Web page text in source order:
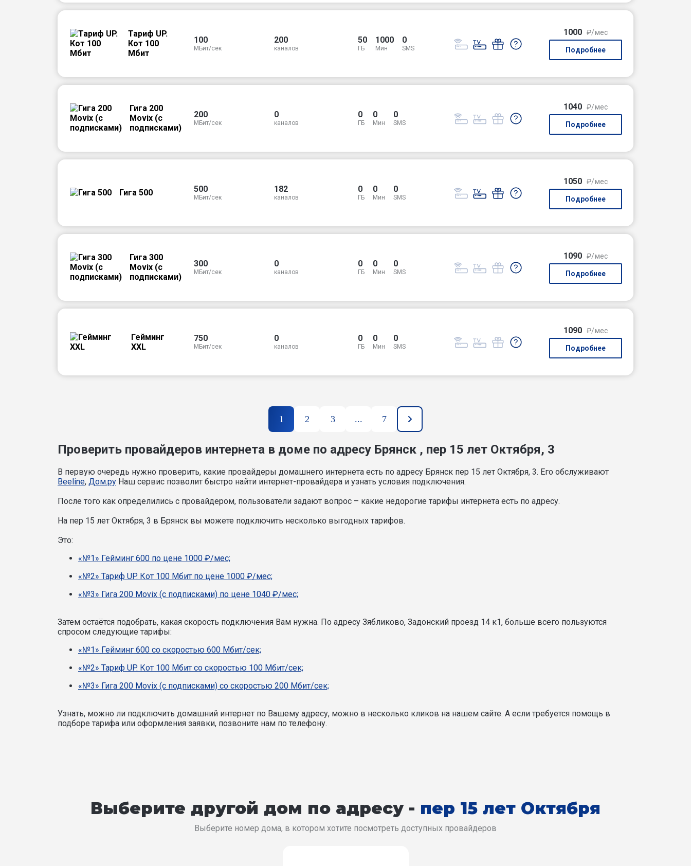
Тариф UP.
Кот 100
Мбит
100
МБит/сек
200
каналов
50
ГБ
1000
Мин
0
SMS
1000 ₽/мес
Подробнее
Гига 200
Movix (с
подписками)
200
МБит/сек
0
каналов
0
ГБ
0
Мин
0
SMS
1040 ₽/мес
Подробнее
Гига 500 500
МБит/сек
182
каналов
0
ГБ
0
Мин
0
SMS
1050 ₽/мес
Подробнее
Гига 300
Movix (с
подписками)
300
МБит/сек
0
каналов
0
ГБ
0
Мин
0
SMS
1090 ₽/мес
Подробнее
Гейминг
XXL
750
МБит/сек
0
каналов
0
ГБ
0
Мин
0
SMS
1090 ₽/мес
Подробнее
1 2 3 ... 7
Проверить провайдеров интернета в доме по адресу Брянск , пер 15 лет Октября, 3
В первую очередь нужно проверить, какие провайдеры домашнего интернета есть по адресу Брянск пер 15 лет Октября, 3. Его обслуживают
Beeline, Дом.ру Наш сервис позволит быстро найти интернет-провайдера и узнать условия подключения.
После того как определились с провайдером, пользователи задают вопрос – какие недорогие тарифы интернета есть по адресу.
На пер 15 лет Октября, 3 в Брянск вы можете подключить несколько выгодных тарифов.
Это:
«№1» Гейминг 600 по цене 1000 ₽/мес;
«№2» Тариф UP. Кот 100 Мбит по цене 1000 ₽/мес;
«№3» Гига 200 Movix (с подписками) по цене 1040 ₽/мес;
Затем остаётся подобрать, какая скорость подключения Вам нужна. По адресу Зябликово, Задонский проезд 14 к1, больше всего пользуются
спросом следующие тарифы:
«№1» Гейминг 600 со скоростью 600 Мбит/сек;
«№2» Тариф UP. Кот 100 Мбит со скоростью 100 Мбит/сек;
«№3» Гига 200 Movix (с подписками) со скоростью 200 Мбит/сек;
Узнать, можно ли подключить домашний интернет по Вашему адресу, можно в несколько кликов на нашем сайте. А если требуется помощь в
подборе тарифа или оформления заявки, позвоните нам по телефону.
Выберите другой дом по адресу - пер 15 лет Октября
Выберите номер дома, в котором хотите посмотреть доступных провайдеров